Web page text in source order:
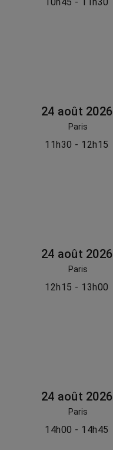
10h45 - 11h30
24 août 2026
Paris
11h30 - 12h15
24 août 2026
Paris
12h15 - 13h00
24 août 2026
Paris
14h00 - 14h45